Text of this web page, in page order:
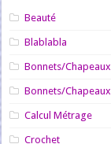
Beauté
Blablabla
Bonnets/Chapeaux
Bonnets/Chapeaux
Calcul Métrage
Crochet